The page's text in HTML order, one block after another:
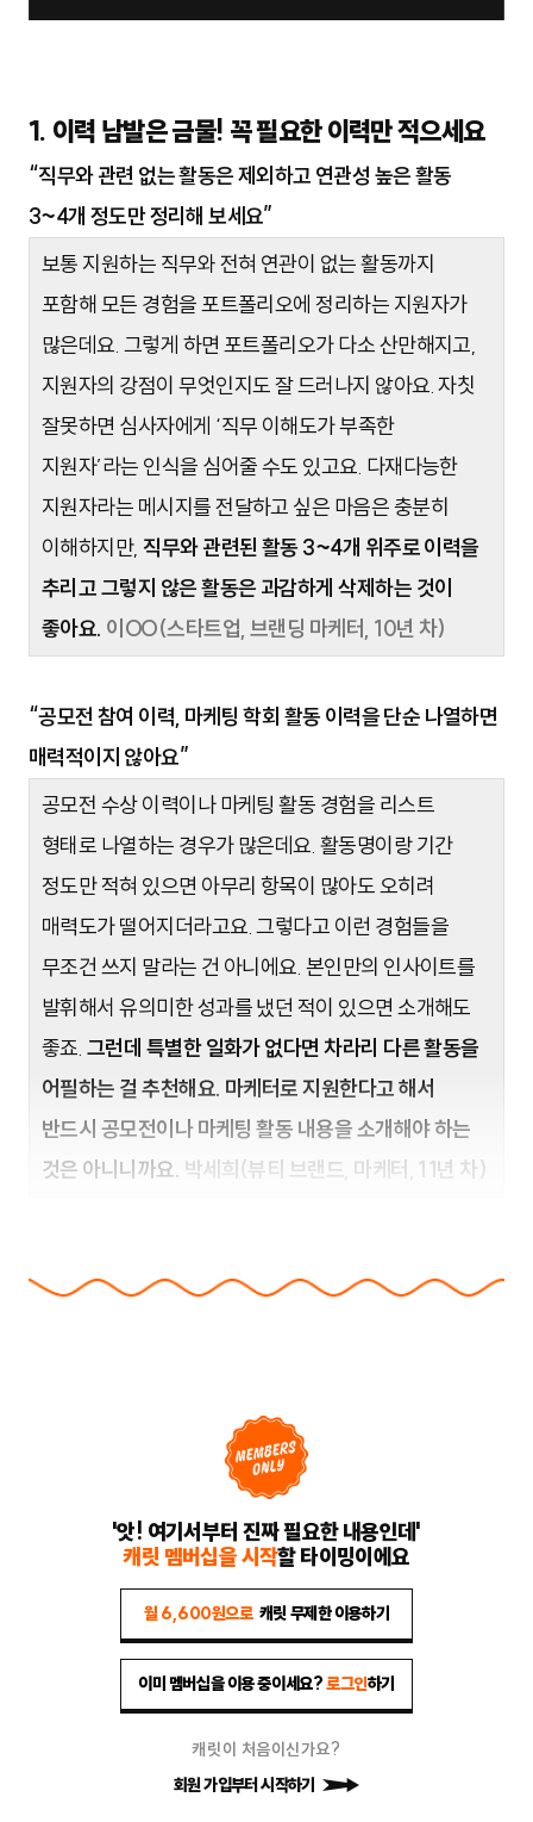
1. 이력 남발은 금물! 꼭 필요한 이력만 적으세요
“직무와 관련 없는 활동은 제외하고 연관성 높은 활동
3~4개 정도만 정리해 보세요”
보통 지원하는 직무와 전혀 연관이 없는 활동까지
포함해 모든 경험을 포트폴리오에 정리하는 지원자가
많은데요. 그렇게 하면 포트폴리오가 다소 산만해지고,
지원자의 강점이 무엇인지도 잘 드러나지 않아요. 자칫
잘못하면 심사자에게 ‘직무 이해도가 부족한
지원자’라는 인식을 심어줄 수도 있고요. 다재다능한
지원자라는 메시지를 전달하고 싶은 마음은 충분히
이해하지만, 직무와 관련된 활동 3~4개 위주로 이력을
추리고 그렇지 않은 활동은 과감하게 삭제하는 것이
좋아요. 이OO(스타트업, 브랜딩 마케터, 10년 차)
“공모전 참여 이력, 마케팅 학회 활동 이력을 단순 나열하면
매력적이지 않아요”
공모전 수상 이력이나 마케팅 활동 경험을 리스트
형태로 나열하는 경우가 많은데요. 활동명이랑 기간
정도만 적혀 있으면 아무리 항목이 많아도 오히려
매력도가 떨어지더라고요. 그렇다고 이런 경험들을
무조건 쓰지 말라는 건 아니에요. 본인만의 인사이트를
발휘해서 유의미한 성과를 냈던 적이 있으면 소개해도
좋죠. 그런데 특별한 일화가 없다면 차라리 다른 활동을
어필하는 걸 추천해요. 마케터로 지원한다고 해서
반드시 공모전이나 마케팅 활동 내용을 소개해야 하는
것은 아니니까요. 박세희(뷰티 브랜드, 마케터, 11년 차)
'앗! 여기서부터 진짜 필요한 내용인데'
캐릿 멤버십을 시작할 타이밍이에요
월 6,600원으로 캐릿 무제한 이용하기
이미 멤버십을 이용 중이세요?로그인하기
캐릿이 처음이신가요?
회원 가입부터 시작하기